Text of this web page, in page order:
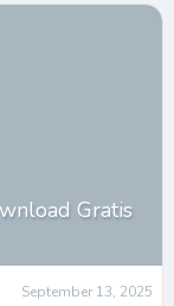
Gratis
September 13, 2025